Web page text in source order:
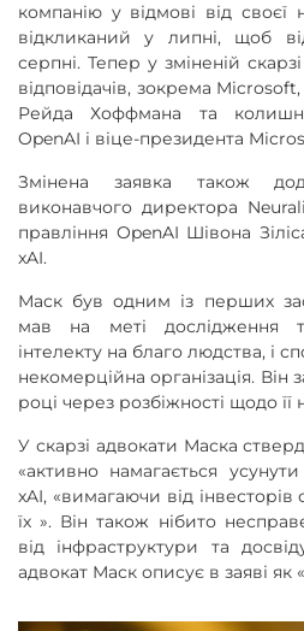
компанію у відмові від своєї
відкликаний у липні, щоб
серпні. Тепер у зміненій
відповідачів, зокрема
Рейда Хоффмана та
OpenAI і віце-президента
Змінена заявка також
виконавчого директора
правління OpenAI Шівона
xAI.
Маск був одним із перших
мав на меті дослідження
інтелекту на благо людства, і
некомерційна організація.
році через розбіжності щодо її
У скарзі адвокати Маска
«активно намагається
xAI, «вимагаючи від інвесторів
їх ». Він також нібито
від інфраструктури та
адвокат Маск описує в заяві як